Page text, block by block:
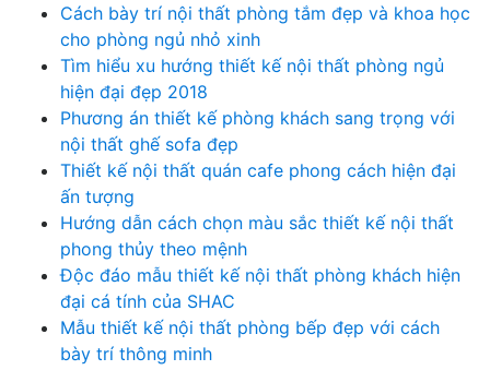
Cách bày trí nội thất phòng tắm đẹp và khoa học
cho phòng ngủ nhỏ xinh
Tìm hiểu xu hướng thiết kế nội thất phòng ngủ
hiện đại đẹp 2018
Phương án thiết kế phòng khách sang trọng với
nội thất ghế sofa đẹp
Thiết kế nội thất quán cafe phong cách hiện đại
ấn tượng
Hướng dẫn cách chọn màu sắc thiết kế nội thất
phong thủy theo mệnh
Độc đáo mẫu thiết kế nội thất phòng khách hiện
đại cá tính của SHAC
Mẫu thiết kế nội thất phòng bếp đẹp với cách
bày trí thông minh